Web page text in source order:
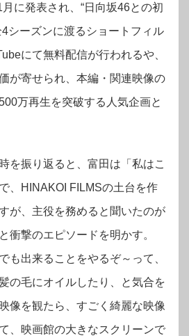
に発表され、“日向坂46との初
シーズンに渡るショートフィル
にて無料配信が行われるや、
が寄せられ、本編・関連映像の
万再生を突破する人気企画と
を振り返ると、富田は「私はこ
、HINAKOI FILMSの土台を作
が、主役を務めると聞いたのが
衝撃のエピソードを明かす。
も出来ることをやるぞ～って、
の毛にオイルしたり、と気合を
像を観たら、すごく綺麗な映像
、映画館の大きなスクリーンで